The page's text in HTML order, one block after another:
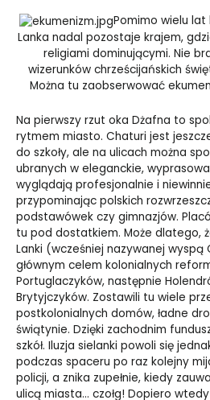
Pomimo wielu lat
Lanka nadal pozostaje krajem,
religiami dominującymi. Nie
wizerunków chrześcijańskich
Można tu zaobserwować
Na pierwszy rzut oka Dżafna to
rytmem miasto. Chaturi jest
do szkoły, ale na ulicach można
ubranych w eleganckie,
wyglądają profesjonalnie i
przypominając polskich
podstawówek czy gimnazjów.
tu pod dostatkiem. Może dlatego,
Lanki (wcześniej nazywanej wyspą
głównym celem kolonialnych
Portuglaczyków, następnie
Brytyjczyków. Zostawili tu wiele
postkolonialnych domów, ładne
świątynie. Dzięki zachodnim
szkół. Iluzja sielanki powoli się
podczas spaceru po raz kolejny
policji, a znika zupełnie, kiedy
ulicą miasta… czołg! Dopiero